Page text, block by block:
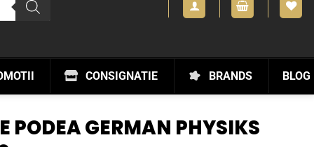
BLOG
BRANDS
CONSIGNATIE
PODEA GERMAN PHYSIKS